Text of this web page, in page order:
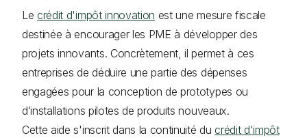
Lecrédit d'impôt innovation est une mesure fiscale
destinée à encourager les PME à développer des
projets innovants. Concrètement, il permet à ces
entreprises de déduire une partie des dépenses
engagées pour la conception de prototypes ou
d’installations pilotes de produits nouveaux.
Cette aide s'inscrit dans la continuité ducrédit d'impôt